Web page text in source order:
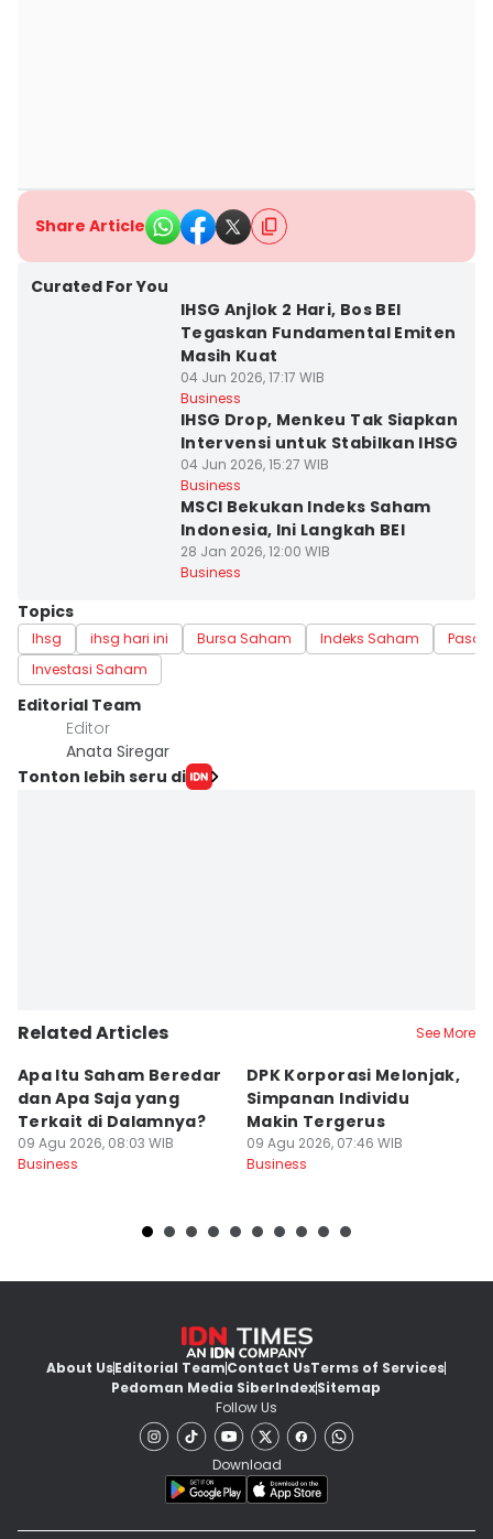
Share Article
Curated For You
IHSG Anjlok 2 Hari, Bos BEI
Tegaskan Fundamental Emiten
Masih Kuat
04 Jun 2026, 17:17 WIB
Business
IHSG Drop, Menkeu Tak Siapkan
Intervensi untuk Stabilkan IHSG
04 Jun 2026, 15:27 WIB
Business
MSCI Bekukan Indeks Saham
Indonesia, Ini Langkah BEI
28 Jan 2026, 12:00 WIB
Business
Topics
Ihsg ihsg hari ini Bursa Saham Indeks Saham
Pasar
Investasi Saham
Editorial Team
Editor
Anata Siregar
Tonton lebih seru di
Related Articles See More
Apa Itu Saham Beredar
dan Apa Saja yang
Terkait di Dalamnya?
09 Agu 2026, 08:03 WIB
Business
DPK Korporasi Melonjak,
Simpanan Individu
Makin Tergerus
09 Agu 2026, 07:46 WIB
Business
About UsEditorial TeamContact UsTerms of Services
Pedoman Media SiberIndexSitemap
Follow Us
Download